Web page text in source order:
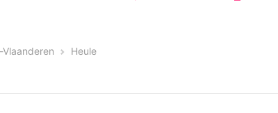
Vlaanderen Heule